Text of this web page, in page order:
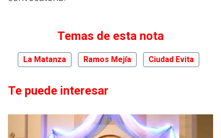
Temas de esta nota
La Matanza Ramos Mejía Ciudad Evita
Te puede interesar